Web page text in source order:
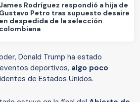
Rodríguez respondió a hija de
Gustavo Petro tras supuesto desaire
en despedida de la selección
colombiana
Donald Trump ha estado
deportivos, algo poco
de Estados Unidos.